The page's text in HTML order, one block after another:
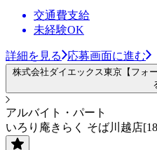
交通費支給
未経験OK
詳細を見る 応募画面に進む
株式会社ダイエックス東京【フォ
アルバイト・パート
いろり庵きらく そば川越店